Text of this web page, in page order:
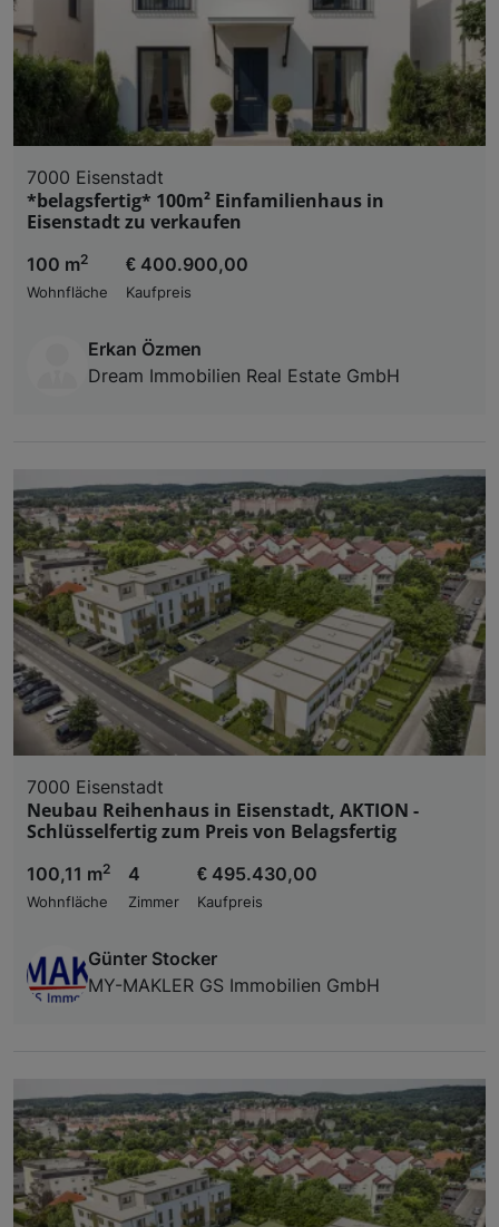
7000 Eisenstadt
*belagsfertig* 100m² Einfamilienhaus in
Eisenstadt zu verkaufen
100 m2
Wohnfläche
€ 400.900,00
Kaufpreis
Erkan Özmen
Dream Immobilien Real Estate GmbH
7000 Eisenstadt
Neubau Reihenhaus in Eisenstadt, AKTION -
Schlüsselfertig zum Preis von Belagsfertig
100,11 m2
Wohnfläche
4
Zimmer
€ 495.430,00
Kaufpreis
Günter Stocker
MY-MAKLER GS Immobilien GmbH